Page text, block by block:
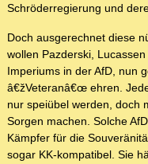
Schröderregierung und
Doch ausgerechnet diese
wollen Pazderski,
Imperiums in der AfD, nun
â€žVeteranâ€œ ehren.
nur speiübel werden, doch
Sorgen machen. Solche
Kämpfer für die
sogar KK-kompatibel. Sie